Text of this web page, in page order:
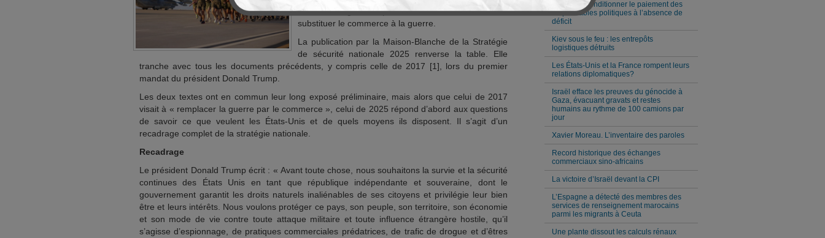
selon le slogan du président Andrew Jackson, de
substituer le commerce à la guerre.
La publication par la Maison-Blanche de la Stratégie
de sécurité nationale 2025 renverse la table. Elle
tranche avec tous les documents précédents, y compris celle de 2017 [1], lors du premier
mandat du président Donald Trump.
Les deux textes ont en commun leur long exposé préliminaire, mais alors que celui de 2017
visait à « remplacer la guerre par le commerce », celui de 2025 répond d’abord aux questions
de savoir ce que veulent les États-Unis et de quels moyens ils disposent. Il s’agit d’un
recadrage complet de la stratégie nationale.
Recadrage
Le président Donald Trump écrit : « Avant toute chose, nous souhaitons la survie et la sécurité
continues des États Unis en tant que république indépendante et souveraine, dont le
gouvernement garantit les droits naturels inaliénables de ses citoyens et privilégie leur bien
être et leurs intérêts. Nous voulons protéger ce pays, son peuple, son territoire, son économie
et son mode de vie contre toute attaque militaire et toute influence étrangère hostile, qu’il
s’agisse d’espionnage, de pratiques commerciales prédatrices, de trafic de drogue et d’êtres
Milei veut conditionner le paiement des
responsables politiques à l’absence de
déficit
Kiev sous le feu : les entrepôts
logistiques détruits
Les États-Unis et la France rompent leurs
relations diplomatiques?
Israël efface les preuves du génocide à
Gaza, évacuant gravats et restes
humains au rythme de 100 camions par
jour
Xavier Moreau. L’inventaire des paroles
Record historique des échanges
commerciaux sino-africains
La victoire d’Israël devant la CPI
L’Espagne a détecté des membres des
services de renseignement marocains
parmi les migrants à Ceuta
Une plante dissout les calculs rénaux